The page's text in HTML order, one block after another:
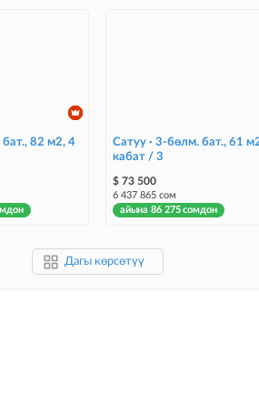
82 м2, 4
Сатуу · 3-бөлм. бат., 61
кабат / 3
$ 73 500
6 437 865 сом
айына 86 275 сомдон
Дагы көрсөтүү